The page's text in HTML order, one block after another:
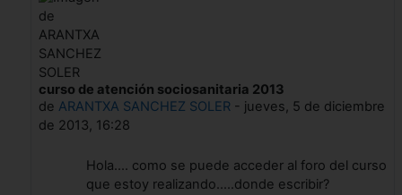
En respuesta a Mª Esther Ramos Medina
curso de atención sociosanitaria 2013
de ARANTXA SANCHEZ SOLER- jueves, 5 de diciembre
de 2013, 16:28
Hola.... como se puede acceder al foro del curso
que estoy realizando.....donde escribir?